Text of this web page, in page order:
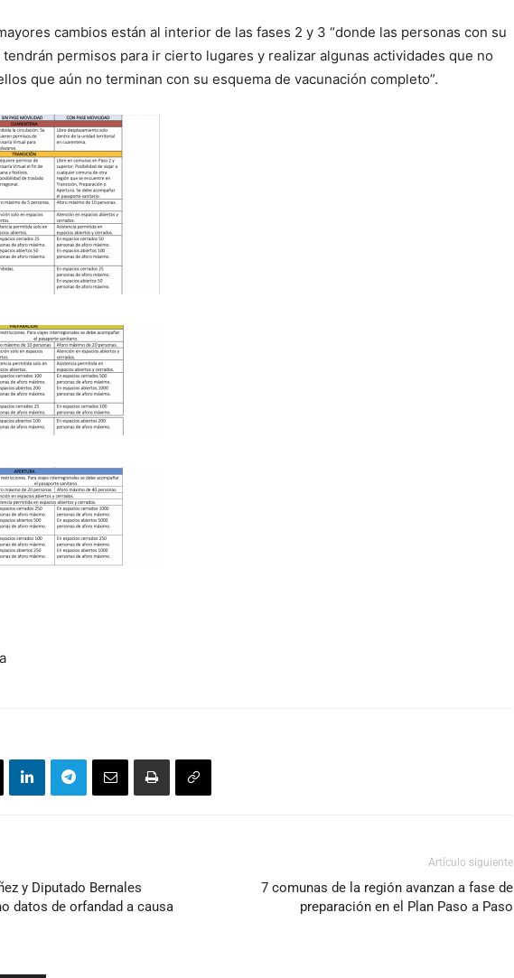
cambios están al interior de las fases 2 y 3 “donde las personas con su
permisos para ir cierto lugares y realizar algunas actividades que no
que aún no terminan con su esquema de vacunación completo”.
y Diputado Bernales
datos de orfandad a causa
Artículo siguiente
7 comunas de la región avanzan a fase de
preparación en el Plan Paso a Paso